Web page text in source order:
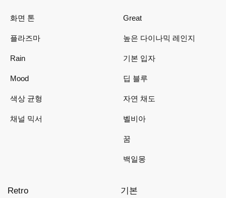
화면 톤
플라즈마
Rain
Mood
색상 균형
채널 믹서
Great
높은 다이나믹 레인지
기본 입자
딥 블루
자연 채도
벨비아
꿈
백일몽
Retro 기본